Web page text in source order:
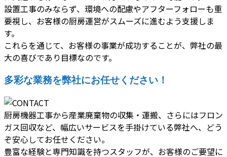
設置工事のみならず、環境への配慮やアフターフォローも重
要視し、お客様の厨房運営がスムーズに進むよう支援しま
す。
これらを通じて、お客様の事業が成功することが、弊社の最
大の喜びであり目標なのです。
多彩な業務を弊社にお任せください！
厨房機器工事から産業廃棄物の収集・運搬、さらにはフロン
ガス回収など、幅広いサービスを手掛けている弊社へ、どう
ぞ安心してお任せください。
豊富な経験と専門知識を持つスタッフが、お客様のご要望に